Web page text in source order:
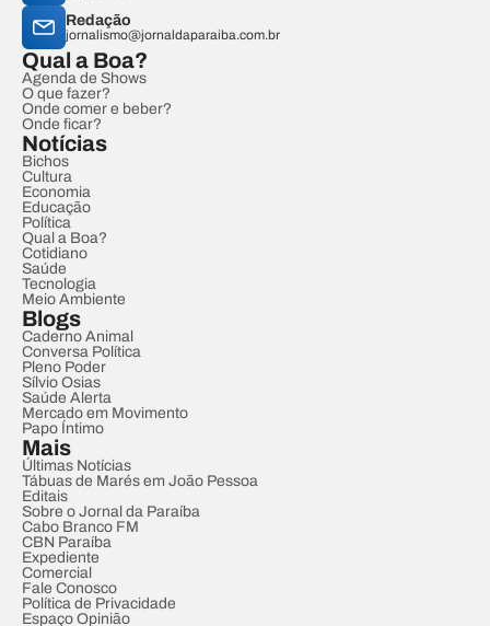
Redação
jornalismo@jornaldaparaiba.com.br
Qual a Boa?
Agenda de Shows
O que fazer?
Onde comer e beber?
Onde ficar?
Notícias
Bichos
Cultura
Economia
Educação
Política
Qual a Boa?
Cotidiano
Saúde
Tecnologia
Meio Ambiente
Blogs
Caderno Animal
Conversa Política
Pleno Poder
Sílvio Osias
Saúde Alerta
Mercado em Movimento
Papo Íntimo
Mais
Últimas Notícias
Tábuas de Marés em João Pessoa
Editais
Sobre o Jornal da Paraíba
Cabo Branco FM
CBN Paraíba
Expediente
Comercial
Fale Conosco
Política de Privacidade
Espaço Opinião